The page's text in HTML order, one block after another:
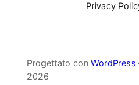
Privacy
Progettato con WordPress
2026